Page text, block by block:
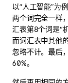
以“人工智能”为
两个词完全一样
汇表第8个词是“
而词汇表中其他
忽略不计。最后
60%。